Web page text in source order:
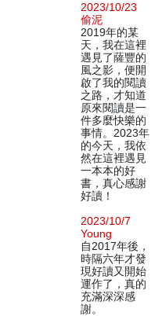
2023/10/23
偷泥
2019年的某
天，我在這裡
遇見了薩豐的
風之影，便開
啟了我的閱讀
之路，才知道
原來閱讀是一
件多麼快樂的
事情。2023年
的今天，我依
然在這裡遇見
一本本的好
書，真心感謝
好讀！
2023/10/7
Young
自2017年後，
時隔六年才發
現好讀又開始
運作了，真的
充滿深深感
謝。